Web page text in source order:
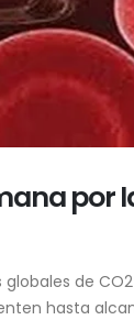
por
de
hasta